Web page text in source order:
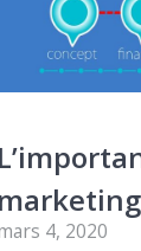
marketing
4, 2020